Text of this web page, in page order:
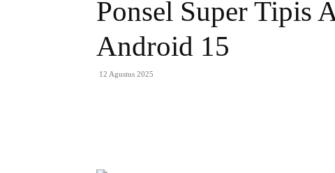
Ponsel Super Tipis
Android 15
12 Agustus 2025